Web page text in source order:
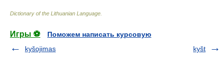
Dictionary of the Lithuanian Language
Игры ⚽
Поможем написать курсовую
kyšojimas
kyšt